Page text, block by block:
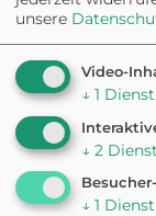
öffentliche
NUR IN DER APP ·
Eine
für
unsere
Video-
↓ 1 Dienst
↓ 2
↓ 1 Dienst